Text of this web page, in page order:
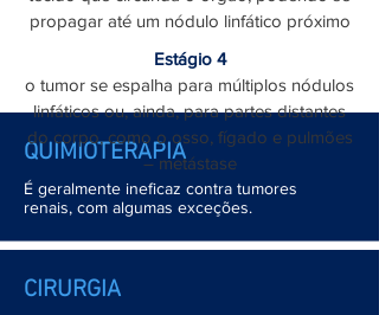
Tratamento
QUIMIOTERAPIA
É geralmente ineficaz contra tumores
renais, com algumas exceções.
CIRURGIA
propagar até um nódulo linfático próximo
Estágio 4
o tumor se espalha para múltiplos nódulos
linfáticos ou, ainda, para partes distantes
do corpo, como o osso, fígado e pulmões
– metástase